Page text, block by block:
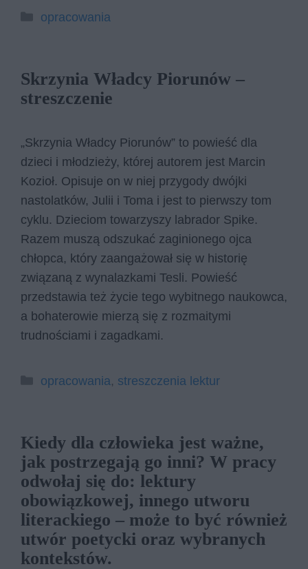
Kategorie
opracowania
Skrzynia Władcy Piorunów –
streszczenie
„Skrzynia Władcy Piorunów” to powieść dla
dzieci i młodzieży, której autorem jest Marcin
Kozioł. Opisuje on w niej przygody dwójki
nastolatków, Julii i Toma i jest to pierwszy tom
cyklu. Dzieciom towarzyszy labrador Spike.
Razem muszą odszukać zaginionego ojca
chłopca, który zaangażował się w historię
związaną z wynalazkami Tesli. Powieść
przedstawia też życie tego wybitnego naukowca,
a bohaterowie mierzą się z rozmaitymi
trudnościami i zagadkami.
Kategorie
opracowania, streszczenia lektur
Kiedy dla człowieka jest ważne,
jak postrzegają go inni? W pracy
odwołaj się do: lektury
obowiązkowej, innego utworu
literackiego – może to być również
utwór poetycki oraz wybranych
kontekstów.